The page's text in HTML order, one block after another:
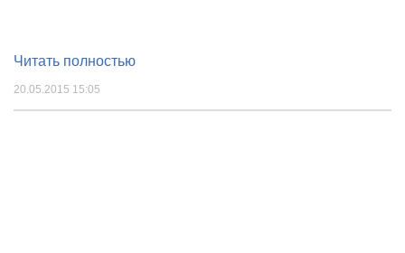
Читать полностью
20.05.2015 15:05